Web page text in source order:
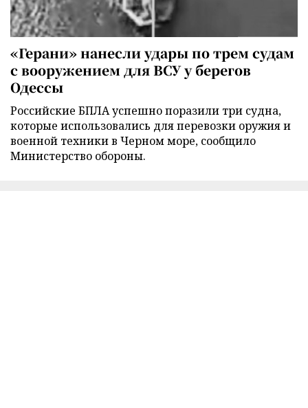
«Герани» нанесли удары по трем судам
с вооружением для ВСУ у берегов
Одессы
Российские БПЛА успешно поразили три судна,
которые использовались для перевозки оружия и
военной техники в Черном море, сообщило
Министерство обороны.